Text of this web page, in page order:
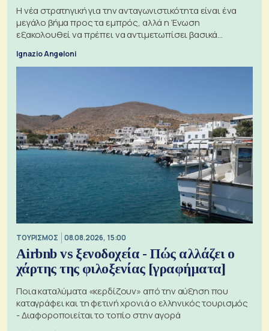
Η νέα στρατηγική για την ανταγωνιστικότητα είναι ένα
μεγάλο βήμα προς τα εμπρός, αλλά η Ένωση
εξακολουθεί να πρέπει να αντιμετωπίσει βασικά
Ignazio Angeloni
ΤΟΥΡΙΣΜΟΣ 08.08.2026, 15:00
Airbnb vs ξενοδοχεία - Πώς αλλάζει ο
χάρτης της φιλοξενίας [γραφήματα]
Ποια καταλύματα «κερδίζουν» από την αύξηση που
καταγράφει και τη φετινή χρονιά ο ελληνικός τουρισμός
- Διαφοροποιείται το τοπίο στην αγορά